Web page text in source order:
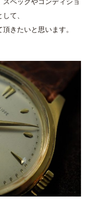
て、
きたいと思います。